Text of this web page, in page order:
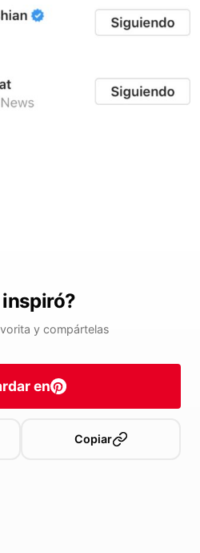
inspiró?
y compártelas
en
Copiar